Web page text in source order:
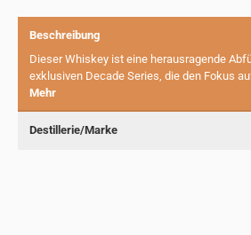
Beschreibung
Dieser Whiskey ist eine herausragende
exklusiven Decade Series, die den Fokus
Mehr
Destillerie/Marke